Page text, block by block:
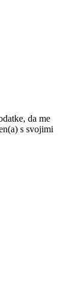
da me
s svojimi